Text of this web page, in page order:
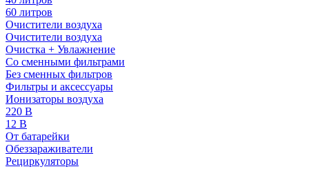
60 литров
Очистители воздуха
Очистители воздуха
Очистка + Увлажнение
Cо сменными фильтрами
Без сменных фильтров
Фильтры и аксессуары
Ионизаторы воздуха
220 В
12 В
От батарейки
Обеззараживатели
Рециркуляторы